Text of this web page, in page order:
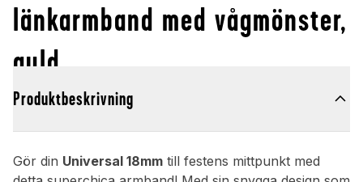
länkarmband med vågmönster,
guld
Produktbeskrivning
Gör din Universal 18mm till festens mittpunkt med